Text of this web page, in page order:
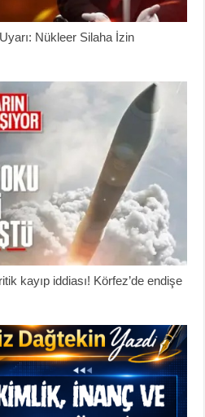
Nükleer Silaha İzin
kayıp iddiası! Körfez’de endişe